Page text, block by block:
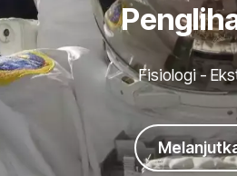
Fisiologi -